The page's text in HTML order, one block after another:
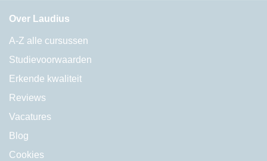
Over Laudius
A-Z alle cursussen
Studievoorwaarden
Erkende kwaliteit
Reviews
Vacatures
Blog
Cookies